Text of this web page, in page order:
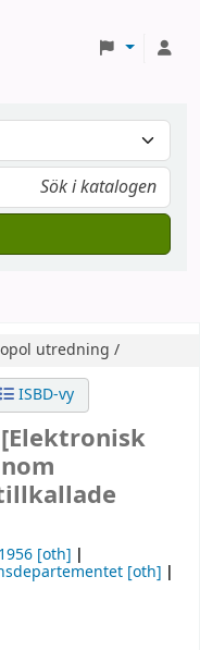
utredning /
ISBD-vy
[Elektronisk
[oth]
[oth]